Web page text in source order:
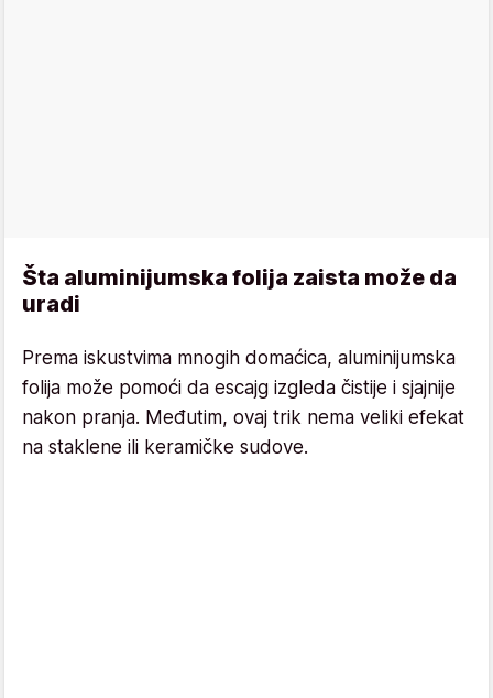
Šta aluminijumska folija zaista može da
uradi
Prema iskustvima mnogih domaćica, aluminijumska
folija može pomoći da escajg izgleda čistije i sjajnije
nakon pranja. Međutim, ovaj trik nema veliki efekat
na staklene ili keramičke sudove.